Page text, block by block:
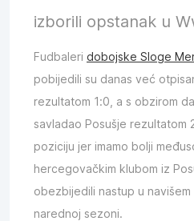
izborili opstanak u
Fudbaleri dobojske Sloge
pobijedili su danas već
rezultatom 1:0, a s obzirom
savladao Posušje rezultatom
poziciju jer imamo bolji
hercegovačkim klubom iz
obezbijedili nastup u navišem
narednoj sezoni.